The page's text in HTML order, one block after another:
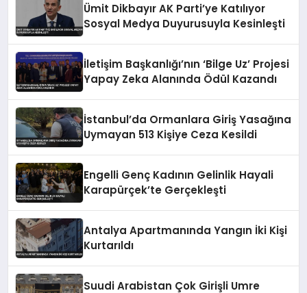
Ümit Dikbayır AK Parti’ye Katılıyor
Sosyal Medya Duyurusuyla Kesinleşti
İletişim Başkanlığı’nın ‘Bilge Uz’ Projesi
Yapay Zeka Alanında Ödül Kazandı
İstanbul’da Ormanlara Giriş Yasağına
Uymayan 513 Kişiye Ceza Kesildi
Engelli Genç Kadının Gelinlik Hayali
Karapürçek’te Gerçekleşti
Antalya Apartmanında Yangın İki Kişi
Kurtarıldı
Suudi Arabistan Çok Girişli Umre